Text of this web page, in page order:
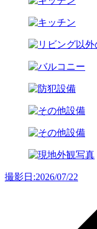
撮影日:2026/07/22